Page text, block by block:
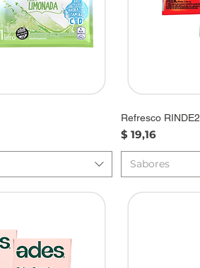
Refresco RINDE2
Precio
$ 19,16
Sabores